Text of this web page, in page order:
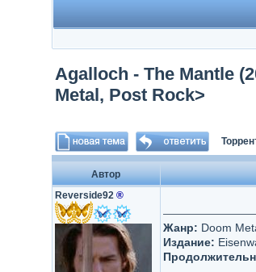
Agalloch - The Mantle
Metal, Post Rock>
Автор
Reverside92 ®
Жанр: Doom
Издание: